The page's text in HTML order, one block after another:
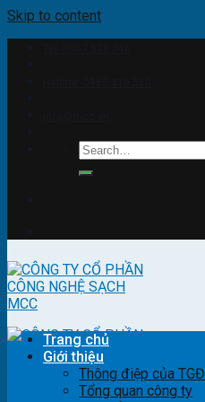
Skip to content
Trang chủ
Giới thiệu
Thông điệp của TGĐ
Tổng quan công ty